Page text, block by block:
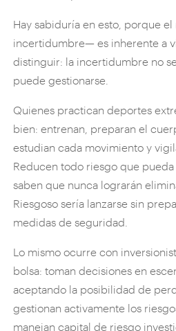
Hay sabiduría en esto, porque
incertidumbre— es inherente a
distinguir: la incertidumbre no
puede gestionarse.
Quienes practican deportes
bien: entrenan, preparan el
estudian cada movimiento y
Reducen todo riesgo que
saben que nunca lograrán
Riesgoso sería lanzarse sin
medidas de seguridad.
Lo mismo ocurre con
bolsa: toman decisiones en
aceptando la posibilidad de
gestionan activamente los
manejan capital de riesgo